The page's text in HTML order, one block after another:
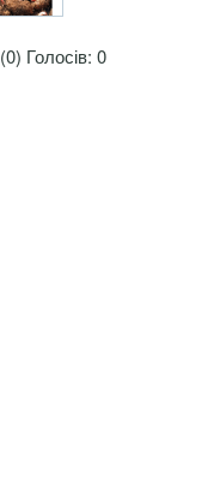
(0) Голосів: 0